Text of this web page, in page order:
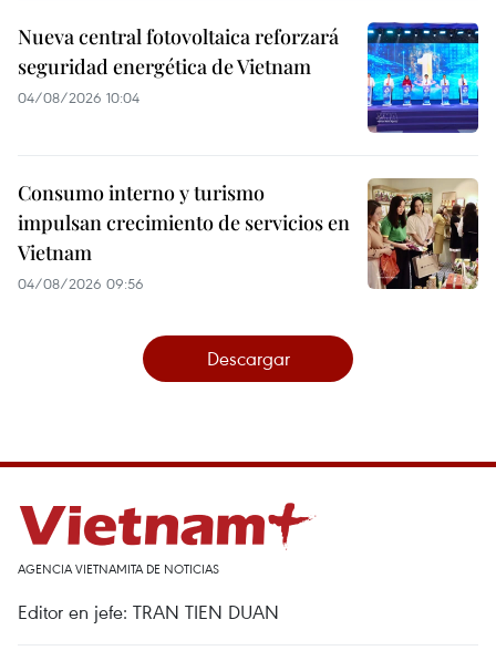
Nueva central fotovoltaica reforzará
seguridad energética de Vietnam
04/08/2026 10:04
Consumo interno y turismo
impulsan crecimiento de servicios en
Vietnam
04/08/2026 09:56
Descargar
AGENCIA VIETNAMITA DE NOTICIAS
Editor en jefe: TRAN TIEN DUAN